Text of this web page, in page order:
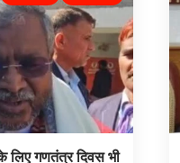
लिए गणतंत्र दिवस भी